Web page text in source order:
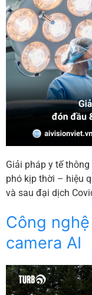
Giải pháp y tế
phó kịp thời – hiệu
và sau đại dịch
Công
camera AI